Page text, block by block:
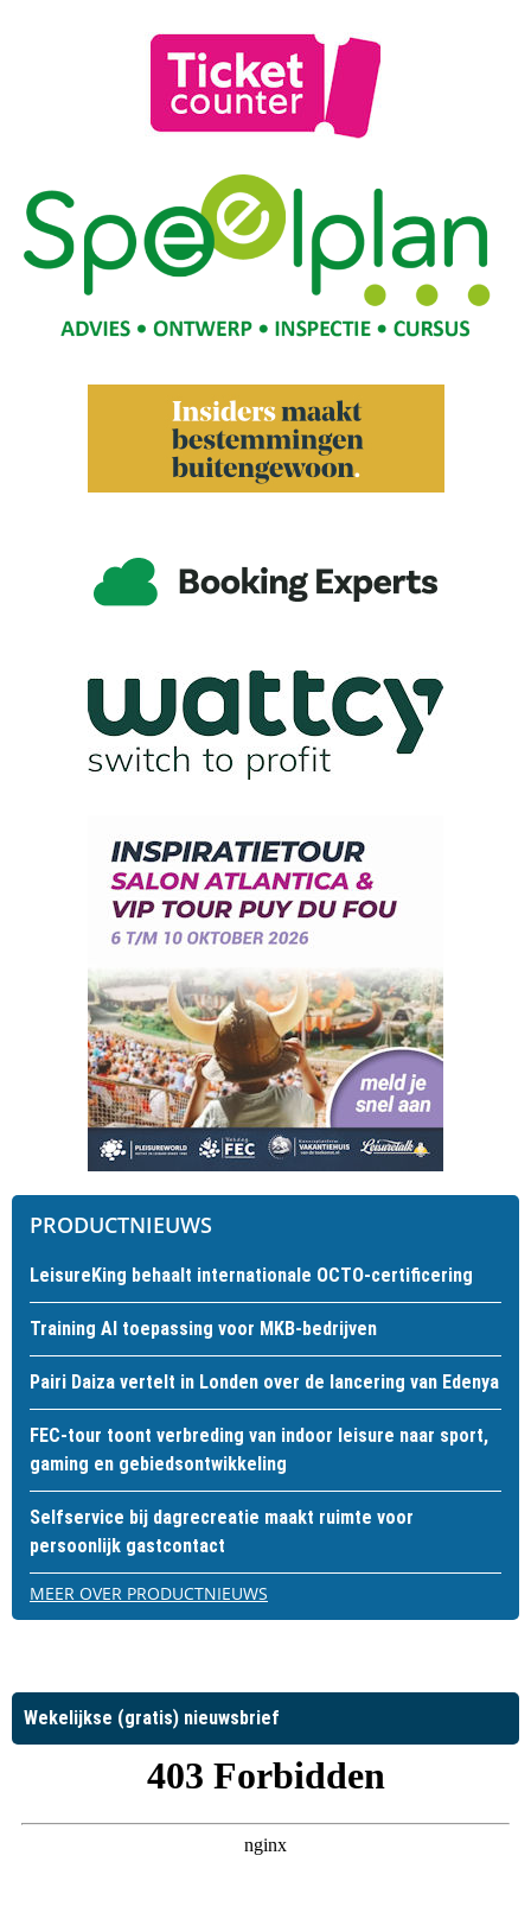
PRODUCTNIEUWS
LeisureKing behaalt internationale OCTO-certificering
Training AI toepassing voor MKB-bedrijven
Pairi Daiza vertelt in Londen over de lancering van Edenya
FEC-tour toont verbreding van indoor leisure naar sport,
gaming en gebiedsontwikkeling
Selfservice bij dagrecreatie maakt ruimte voor
persoonlijk gastcontact
MEER OVER PRODUCTNIEUWS
Wekelijkse (gratis) nieuwsbrief